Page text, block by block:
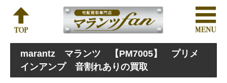
marantz マランツ 【PM7005】 プリメ
インアンプ 音割れありの買取